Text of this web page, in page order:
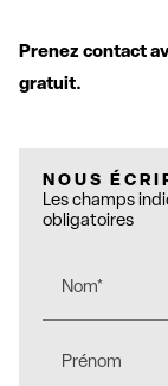
Prenez contact
gratuit.
NOUS
Les champs
obligatoires
Nom*
Prénom